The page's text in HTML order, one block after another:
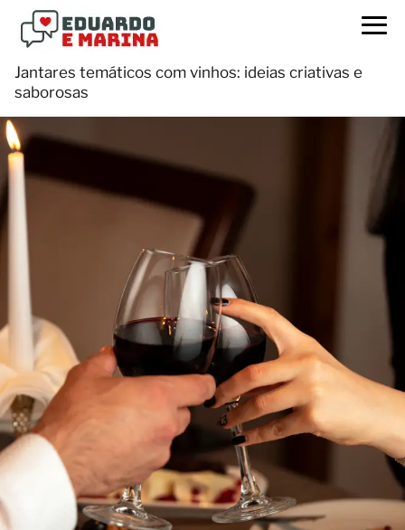
Jantares temáticos com vinhos: ideias criativas e
saborosas